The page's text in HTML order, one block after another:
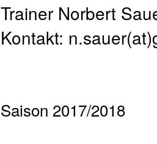
Trainer Norbert
Kontakt:
Saison 2017/2018